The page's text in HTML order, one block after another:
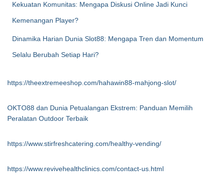
Kekuatan Komunitas: Mengapa Diskusi Online Jadi Kunci
Kemenangan Player?
Dinamika Harian Dunia Slot88: Mengapa Tren dan Momentum
Selalu Berubah Setiap Hari?
https://theextremeeshop.com/hahawin88-mahjong-slot/
OKTO88 dan Dunia Petualangan Ekstrem: Panduan Memilih
Peralatan Outdoor Terbaik
https://www.stirfreshcatering.com/healthy-vending/
https://www.revivehealthclinics.com/contact-us.html